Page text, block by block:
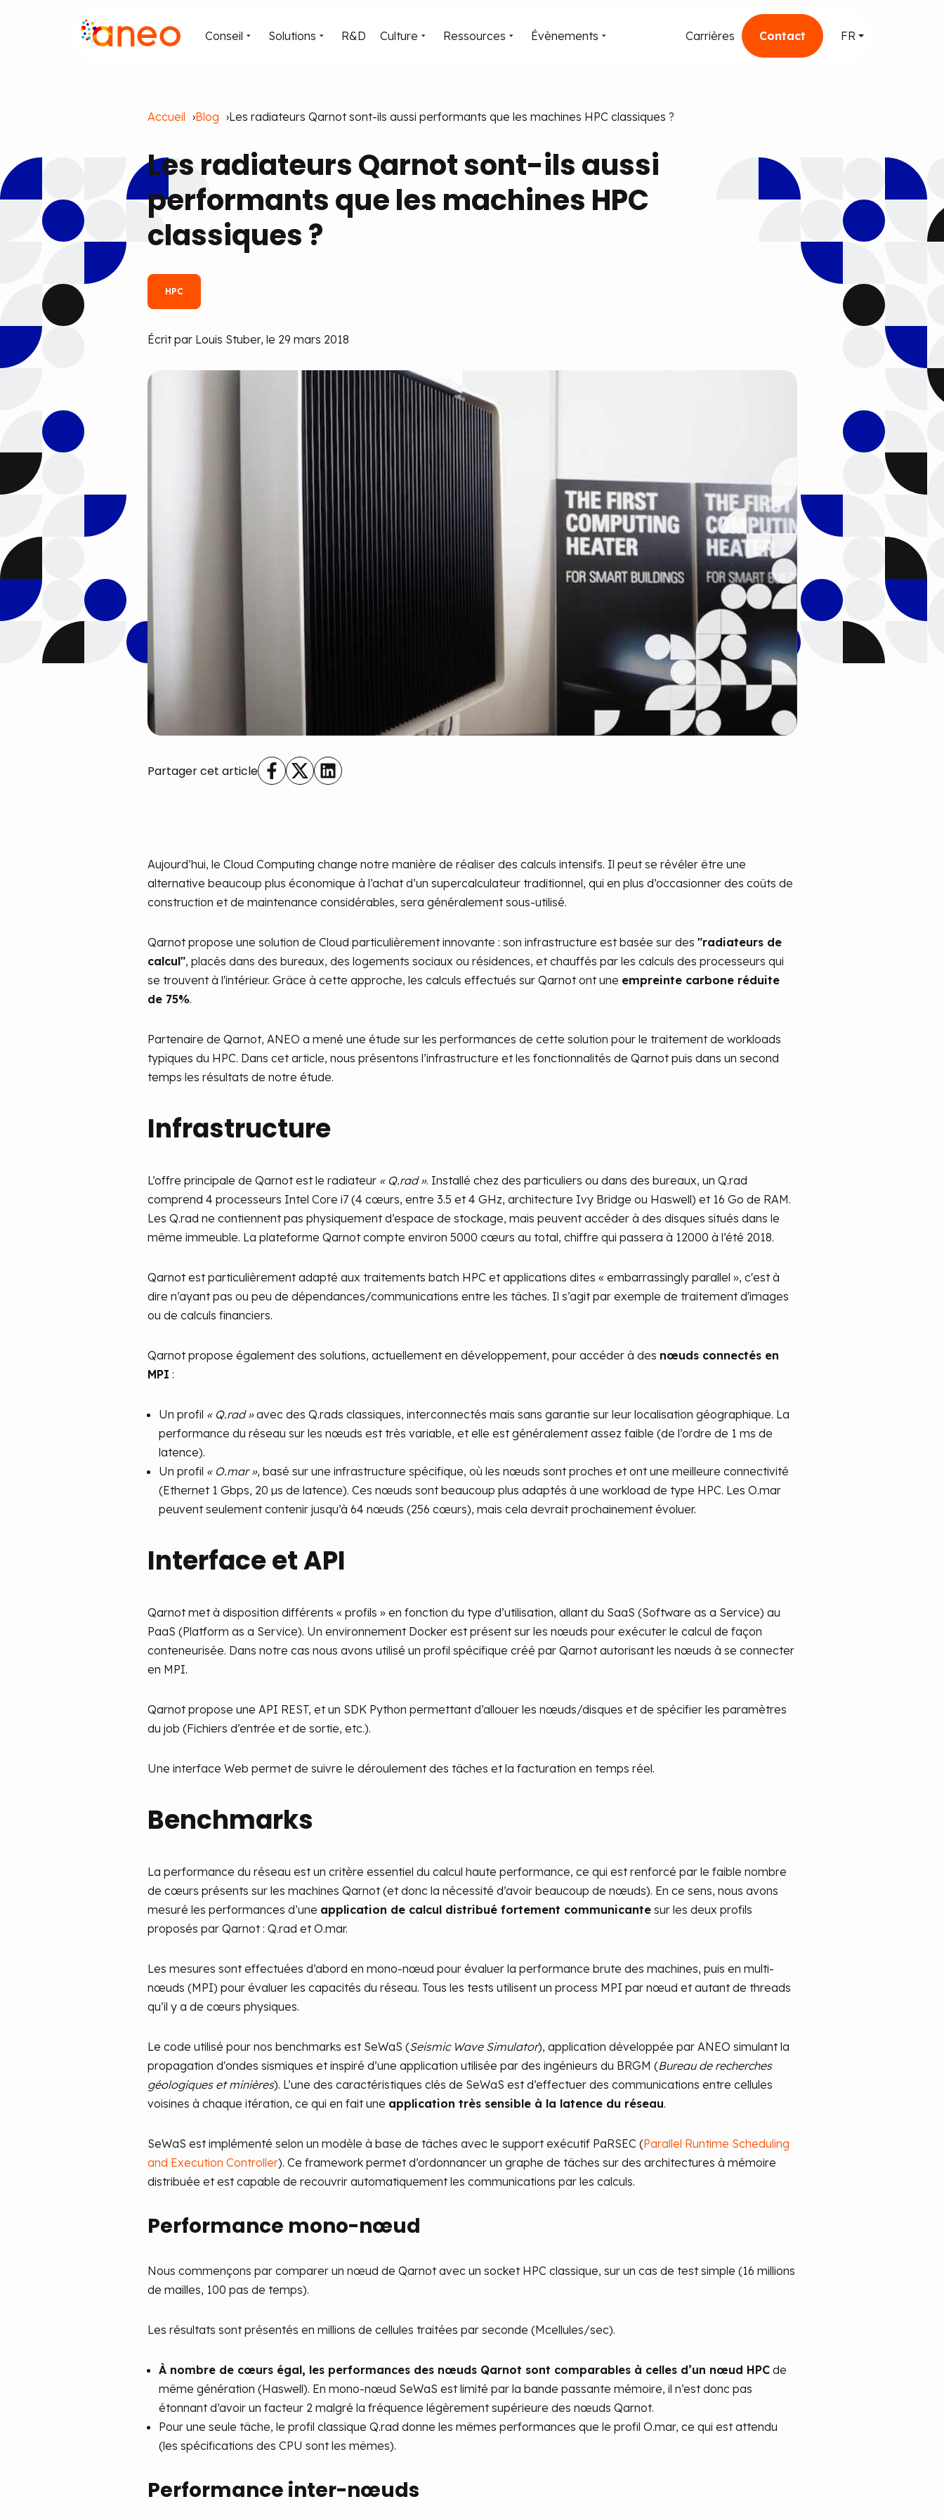
Conseil Solutions R&D Culture Ressources Évènements Carrières Contact FR
Accueil Blog Les radiateurs Qarnot sont-ils aussi performants que les machines HPC classiques ?
Les radiateurs Qarnot sont-ils aussi
performants que les machines HPC
classiques ?
HPC
Écrit par Louis Stuber, le 29 mars 2018
Partager cet article
Aujourd’hui, le Cloud Computing change notre manière de réaliser des calculs intensifs. Il peut se révéler être une
alternative beaucoup plus économique à l’achat d’un supercalculateur traditionnel, qui en plus d’occasionner des coûts de
construction et de maintenance considérables, sera généralement sous-utilisé.
Qarnot propose une solution de Cloud particulièrement innovante : son infrastructure est basée sur des "radiateurs de
calcul", placés dans des bureaux, des logements sociaux ou résidences, et chauffés par les calculs des processeurs qui
se trouvent à l'intérieur. Grâce à cette approche, les calculs effectués sur Qarnot ont une empreinte carbone réduite
de 75%.
Partenaire de Qarnot, ANEO a mené une étude sur les performances de cette solution pour le traitement de workloads
typiques du HPC. Dans cet article, nous présentons l’infrastructure et les fonctionnalités de Qarnot puis dans un second
temps les résultats de notre étude.
Infrastructure
L’offre principale de Qarnot est le radiateur « Q.rad ». Installé chez des particuliers ou dans des bureaux, un Q.rad
comprend 4 processeurs Intel Core i7 (4 cœurs, entre 3.5 et 4 GHz, architecture Ivy Bridge ou Haswell) et 16 Go de RAM.
Les Q.rad ne contiennent pas physiquement d’espace de stockage, mais peuvent accéder à des disques situés dans le
même immeuble. La plateforme Qarnot compte environ 5000 cœurs au total, chiffre qui passera à 12000 à l’été 2018.
Qarnot est particulièrement adapté aux traitements batch HPC et applications dites « embarrassingly parallel », c'est à
dire n’ayant pas ou peu de dépendances/communications entre les tâches. Il s’agit par exemple de traitement d'images
ou de calculs financiers.
Qarnot propose également des solutions, actuellement en développement, pour accéder à des nœuds connectés en
MPI :
Un profil « Q.rad »avec des Q.rads classiques, interconnectés mais sans garantie sur leur localisation géographique. La
performance du réseau sur les nœuds est très variable, et elle est généralement assez faible (de l’ordre de 1 ms de
latence).
Un profil « O.mar », basé sur une infrastructure spécifique, où les nœuds sont proches et ont une meilleure connectivité
(Ethernet 1 Gbps, 20 µs de latence). Ces nœuds sont beaucoup plus adaptés à une workload de type HPC. Les O.mar
peuvent seulement contenir jusqu’à 64 nœuds (256 cœurs), mais cela devrait prochainement évoluer.
Interface et API
Qarnot met à disposition différents « profils » en fonction du type d’utilisation, allant du SaaS (Software as a Service) au
PaaS (Platform as a Service). Un environnement Docker est présent sur les nœuds pour exécuter le calcul de façon
conteneurisée. Dans notre cas nous avons utilisé un profil spécifique créé par Qarnot autorisant les nœuds à se connecter
en MPI.
Qarnot propose une API REST, et un SDK Python permettant d’allouer les nœuds/disques et de spécifier les paramètres
du job (Fichiers d’entrée et de sortie, etc.).
Une interface Web permet de suivre le déroulement des tâches et la facturation en temps réel.
Benchmarks
La performance du réseau est un critère essentiel du calcul haute performance, ce qui est renforcé par le faible nombre
de cœurs présents sur les machines Qarnot (et donc la nécessité d’avoir beaucoup de nœuds). En ce sens, nous avons
mesuré les performances d’une application de calcul distribué fortement communicantesur les deux profils
proposés par Qarnot : Q.rad et O.mar.
Les mesures sont effectuées d’abord en mono-nœud pour évaluer la performance brute des machines, puis en multi-
nœuds (MPI) pour évaluer les capacités du réseau. Tous les tests utilisent un process MPI par nœud et autant de threads
qu’il y a de cœurs physiques.
Le code utilisé pour nos benchmarks est SeWaS (Seismic Wave Simulator), application développée par ANEO simulant la
propagation d'ondes sismiques et inspiré d’une application utilisée par des ingénieurs du BRGM (Bureau de recherches
géologiques et minières). L’une des caractéristiques clés de SeWaS est d’effectuer des communications entre cellules
voisines à chaque itération, ce qui en fait une application très sensible à la latence du réseau.
SeWaS est implémenté selon un modèle à base de tâches avec le support exécutif PaRSEC (Parallel Runtime Scheduling
and Execution Controller). Ce framework permet d’ordonnancer un graphe de tâches sur des architectures à mémoire
distribuée et est capable de recouvrir automatiquement les communications par les calculs.
Performance mono-nœud
Nous commençons par comparer un nœud de Qarnot avec un socket HPC classique, sur un cas de test simple (16 millions
de mailles, 100 pas de temps).
Les résultats sont présentés en millions de cellules traitées par seconde (Mcellules/sec).
À nombre de cœurs égal, les performances des nœuds Qarnot sont comparables à celles d’un nœud HPCde
même génération (Haswell). En mono-nœud SeWaS est limité par la bande passante mémoire, il n’est donc pas
étonnant d’avoir un facteur 2 malgré la fréquence légèrement supérieure des nœuds Qarnot.
Pour une seule tâche, le profil classique Q.rad donne les mêmes performances que le profil O.mar, ce qui est attendu
(les spécifications des CPU sont les mêmes).
Performance inter-nœuds